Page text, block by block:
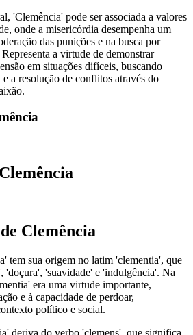
'Clemência' pode ser associada a valores
onde a misericórdia desempenha um
das punições e na busca por
a virtude de demonstrar
em situações difíceis, buscando
e a resolução de conflitos através do
de Clemência
tem sua origem no latim 'clementia', que
'doçura', 'suavidade' e 'indulgência'. Na
era uma virtude importante,
e à capacidade de perdoar,
político e social.
deriva do verbo 'clemens', que significa